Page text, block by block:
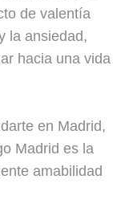
de valentía
la ansiedad,
hacia una vida
en Madrid,
Madrid es la
amabilidad